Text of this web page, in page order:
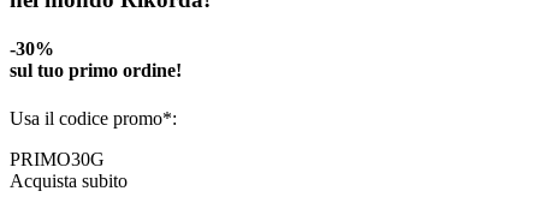
-30%
sul tuo primo ordine!
Usa il codice promo*:
PRIMO30G
Acquista subito